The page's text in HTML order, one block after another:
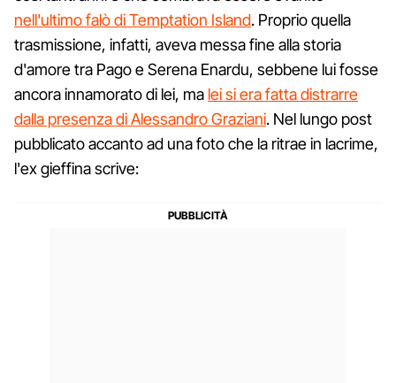
nell'ultimo falò di Temptation Island. Proprio quella
trasmissione, infatti, aveva messa fine alla storia
d'amore tra Pago e Serena Enardu, sebbene lui fosse
ancora innamorato di lei, ma lei si era fatta distrarre
dalla presenza di Alessandro Graziani. Nel lungo post
pubblicato accanto ad una foto che la ritrae in lacrime,
l'ex gieffina scrive: